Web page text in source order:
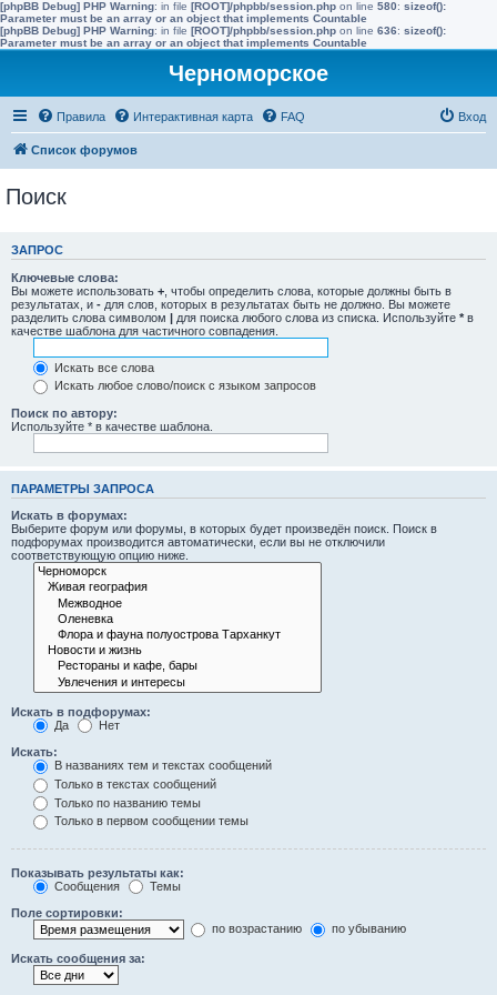
[phpBB Debug] PHP Warning: in file [ROOT]/phpbb/session.php on line 580: sizeof():
Parameter must be an array or an object that implements Countable
[phpBB Debug] PHP Warning: in file [ROOT]/phpbb/session.php on line 636: sizeof():
Parameter must be an array or an object that implements Countable
Черноморское
Правила Интерактивная карта FAQ Вход
Список форумов
Поиск
ЗАПРОС
Ключевые слова:
Вы можете использовать + , чтобы определить слова, которые должны быть в
результатах, и - для слов, которых в результатах быть не должно. Вы можете
разделить слова символом | для поиска любого слова из списка. Используйте * в
качестве шаблона для частичного совпадения.
Искать все слова
Искать любое слово/поиск с языком запросов
Поиск по автору:
Используйте * в качестве шаблона.
ПАРАМЕТРЫ ЗАПРОСА
Искать в форумах:
Выберите форум или форумы, в которых будет произведён поиск. Поиск в
подфорумах производится автоматически, если вы не отключили
соответствующую опцию ниже.
Искать в подфорумах:
Да
Нет
Искать:
В названиях тем и текстах сообщений
Только в текстах сообщений
Только по названию темы
Только в первом сообщении темы
Показывать результаты как:
Сообщения
Темы
Поле сортировки:
по возрастанию
по убыванию
Искать сообщения за: